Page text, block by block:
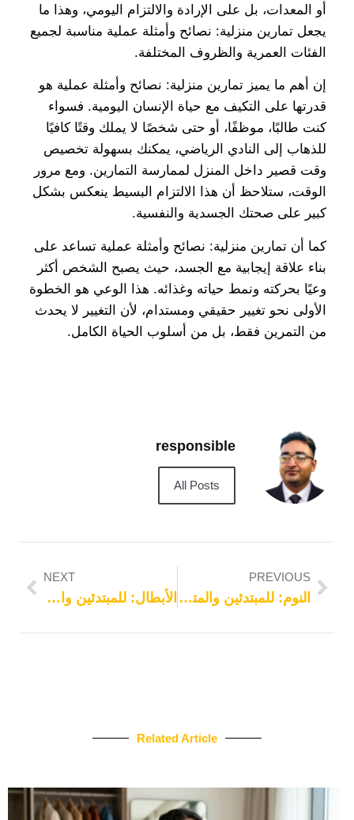
أو المعدات، بل على الإرادة والالتزام اليومي، وهذا ما
يجعل تمارين منزلية: نصائح وأمثلة عملية مناسبة لجميع
الفئات العمرية والظروف المختلفة.
إن أهم ما يميز تمارين منزلية: نصائح وأمثلة عملية هو
قدرتها على التكيف مع حياة الإنسان اليومية. فسواء
كنت طالبًا، موظفًا، أو حتى شخصًا لا يملك وقتًا كافيًا
للذهاب إلى النادي الرياضي، يمكنك بسهولة تخصيص
وقت قصير داخل المنزل لممارسة التمارين. ومع مرور
الوقت، ستلاحظ أن هذا الالتزام البسيط ينعكس بشكل
كبير على صحتك الجسدية والنفسية.
كما أن تمارين منزلية: نصائح وأمثلة عملية تساعد على
بناء علاقة إيجابية مع الجسد، حيث يصبح الشخص أكثر
وعيًا بحركته ونمط حياته وغذائه. هذا الوعي هو الخطوة
الأولى نحو تغيير حقيقي ومستدام، لأن التغيير لا يحدث
من التمرين فقط، بل من أسلوب الحياة الكامل.
responsible
All Posts
PREVIOUS
النوم: للمبتدئين والمتقدمين
NEXT
الأبطال: للمبتدئين والمتقدمين
Related Article